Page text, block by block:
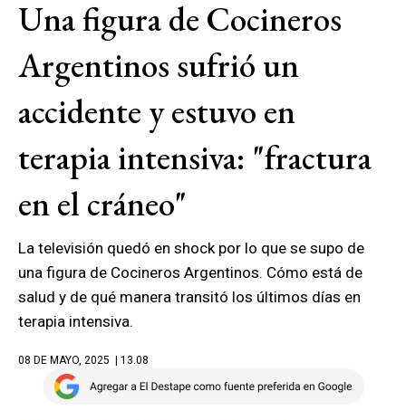
Una figura de Cocineros
Argentinos sufrió un
accidente y estuvo en
terapia intensiva: "fractura
en el cráneo"
La televisión quedó en shock por lo que se supo de
una figura de Cocineros Argentinos. Cómo está de
salud y de qué manera transitó los últimos días en
terapia intensiva.
08 DE MAYO, 2025 | 13.08